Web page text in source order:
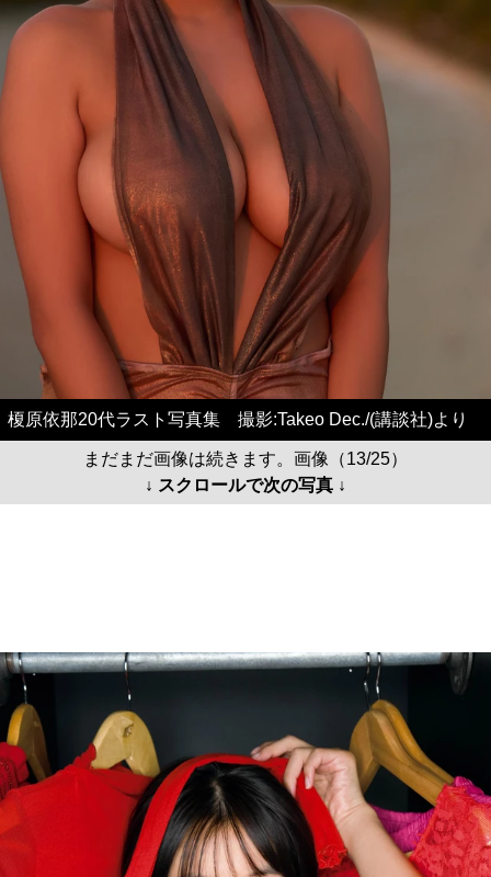
榎原依那20代ラスト写真集 撮影:Takeo Dec./(講談社)より
まだまだ画像は続きます。画像（13/25）
↓ スクロールで次の写真 ↓